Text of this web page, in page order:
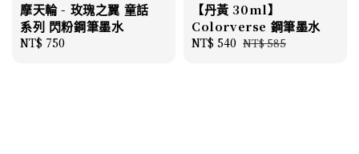
摩天輪 - 玫瑰之翼 童話
系列 閃粉鋼筆墨水
Regular
NT$ 750
【丹黃 30ml】
Colorverse 鋼筆墨水
Sale
NT$ 540 Regular
NT$ 585